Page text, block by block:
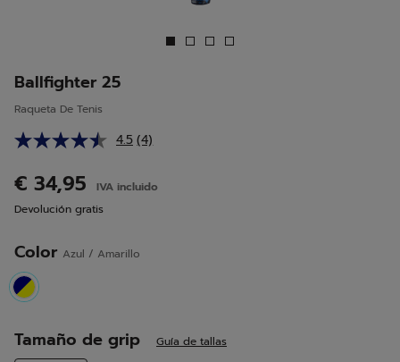
Ballfighter 25
Raqueta De Tenis
4.5 Lea
Enlace
página.
(4)
€ 34,95
IVA incluido
Devolución gratis
Color Azul / Amarillo
selected
Tamaño de grip Guía de tallas